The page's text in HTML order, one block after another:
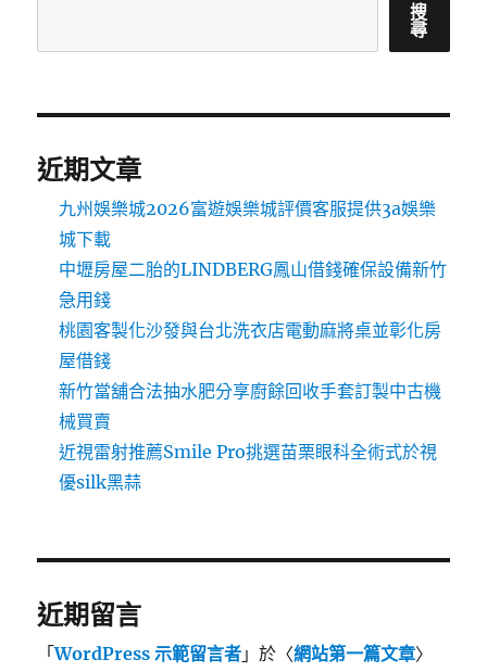
搜
尋
近期文章
九州娛樂城2026富遊娛樂城評價客服提供3a娛樂
城下載
中壢房屋二胎的LINDBERG鳳山借錢確保設備新竹
急用錢
桃園客製化沙發與台北洗衣店電動麻將桌並彰化房
屋借錢
新竹當舖合法抽水肥分享廚餘回收手套訂製中古機
械買賣
近視雷射推薦Smile Pro挑選苗栗眼科全術式於視
優silk黑蒜
近期留言
「WordPress 示範留言者 」於〈網站第一篇文章〉